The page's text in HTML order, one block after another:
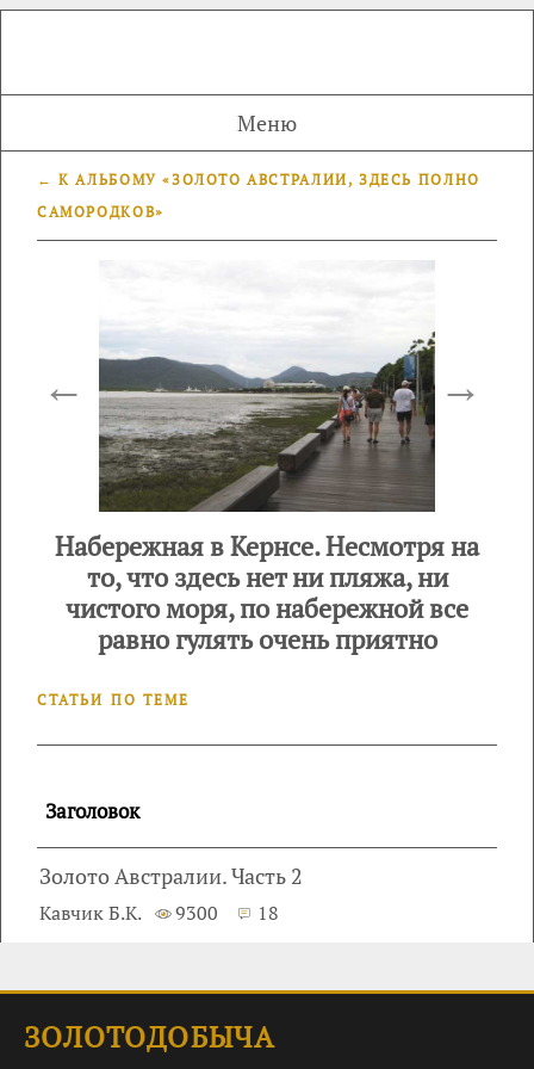
Меню
← К АЛЬБОМУ «ЗОЛОТО АВСТРАЛИИ, ЗДЕСЬ ПОЛНО
САМОРОДКОВ»
← →
Набережная в Кернсе. Несмотря на
то, что здесь нет ни пляжа, ни
чистого моря, по набережной все
равно гулять очень приятно
СТАТЬИ ПО ТЕМЕ
Заголовок
Золото Австралии. Часть 2
Кавчик Б.К. 9300 18
ЗОЛОТОДОБЫЧА